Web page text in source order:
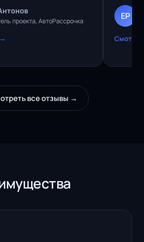
проекта, АвтоРассрочка EP
все отзывы →